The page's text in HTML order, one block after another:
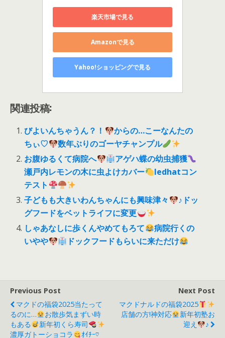
楽天市場で見る
Amazonで見る
Yahoo!ショッピングで見る
関連投稿:
びよいんちゃうん？！
からの…こーなんたの
ちぃ♡
数年ぶりのゴーヤチャンプル
お腹ゆるくて病院へ
アゲハ蝶の幼虫捕獲
瀬戸内レモンの木に虫よけカバー
ledhatコン
テスト
子どもも大きいわんちゃんにも興味津々
♪ドッ
グフードをベットライフに変更
しゃあなしに歩くんやめてもろて
病院行くの
いやや
ドックフードもらいに来ただけ
Previous Post
マクドの福袋2025当たって
るのに…
お散歩気まずい時
もある
新年初くら寿司
濃厚ガトーショコラ
ｵｲﾁｰ♡
Next Post
マクドナルドの福袋2025
店舗の方!神対応
新年初塾お
迎え
♪